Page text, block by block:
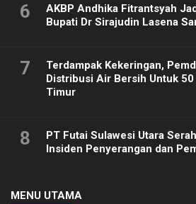
6
AKBP Andhika Fitrantsyah
Bupati Dr Sirajudin Lasena
7
Terdampak Kekeringan,
Distribusi Air Bersih Untuk 50
Timur
8
PT Futai Sulawesi Utara
Insiden Penyerangan dan
MENU UTAMA